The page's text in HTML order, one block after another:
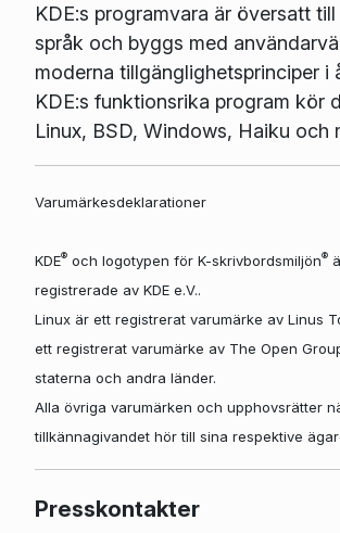
KDE:s programvara är översatt
språk och byggs med
moderna tillgänglighetsprinciper i
KDE:s funktionsrika program kör
Linux, BSD, Windows, Haiku och
Varumärkesdeklarationer
KDE®och logotypen för K-skrivbordsmiljön®
registrerade av KDE e.V..
Linux är ett registrerat varumärke av Linus
ett registrerat varumärke av The Open
staterna och andra länder.
Alla övriga varumärken och upphovsrätter
tillkännagivandet hör till sina respektive
Presskontakter